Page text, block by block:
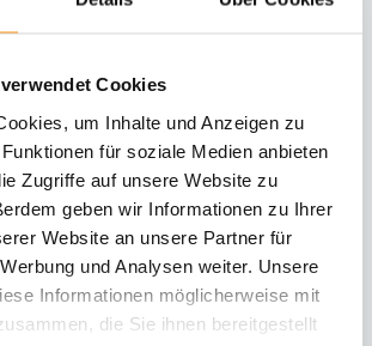
Cookies
um Inhalte und Anzeigen zu
für soziale Medien anbieten
Zugriffe auf unsere Website zu
geben wir Informationen zu Ihrer
Website an unsere Partner für
und Analysen weiter. Unsere
Informationen möglicherweise mit
die Sie ihnen bereitgestellt
Informationen zur Rücksendung
Direkt chatten
Mit einem Mitarbeiter chatten
E-Mail senden
vragen@flycarpets.nl